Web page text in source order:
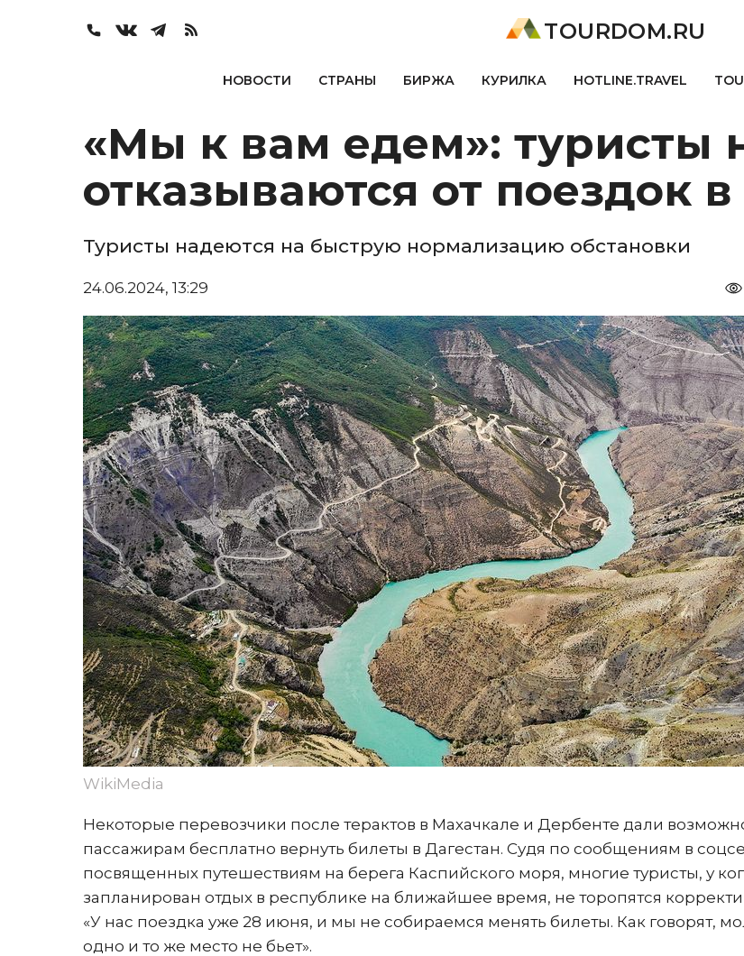
TOURDOM.RU
НОВОСТИ СТРАНЫ БИРЖА КУРИЛКА HOTLINE.TRAVEL
«Мы к вам едем»: туристы
отказываются от поездок в
Туристы надеются на быструю нормализацию обстановки
24.06.2024, 13:29
WikiMedia
Некоторые перевозчики после терактов в Махачкале и Дербенте дали
пассажирам бесплатно вернуть билеты в Дагестан. Судя по сообщениям в
посвященных путешествиям на берега Каспийского моря, многие туристы, у
запланирован отдых в республике на ближайшее время, не торопятся
«У нас поездка уже 28 июня, и мы не собираемся менять билеты. Как говорят,
одно и то же место не бьет».